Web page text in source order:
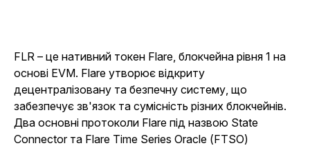
FLR – це нативний токен Flare, блокчейна рівня 1 на
основі EVM. Flare утворює відкриту
децентралізовану та безпечну систему, що
забезпечує зв'язок та сумісність різних блокчейнів.
Два основні протоколи Flare під назвою State
Connector та Flare Time Series Oracle (FTSO)